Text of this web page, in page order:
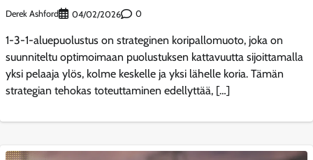
Derek Ashford 04/02/2026 0
1-3-1-aluepuolustus on strateginen koripallomuoto, joka on
suunniteltu optimoimaan puolustuksen kattavuutta sijoittamalla
yksi pelaaja ylös, kolme keskelle ja yksi lähelle koria. Tämän
strategian tehokas toteuttaminen edellyttää, […]